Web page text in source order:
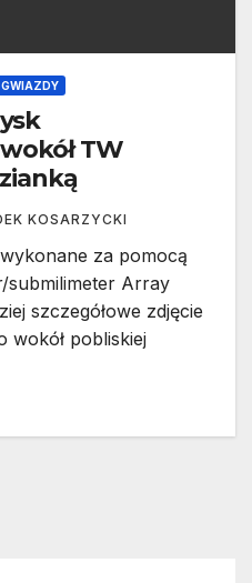
GWIAZDY
TW
KOSARZYCKI
za pomocą
submilimeter Array
szczegółowe zdjęcie
wokół pobliskiej